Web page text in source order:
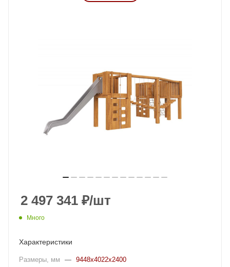
2 497 341 ₽/шт
Много
Характеристики
Размеры, мм — 9448x4022x2400